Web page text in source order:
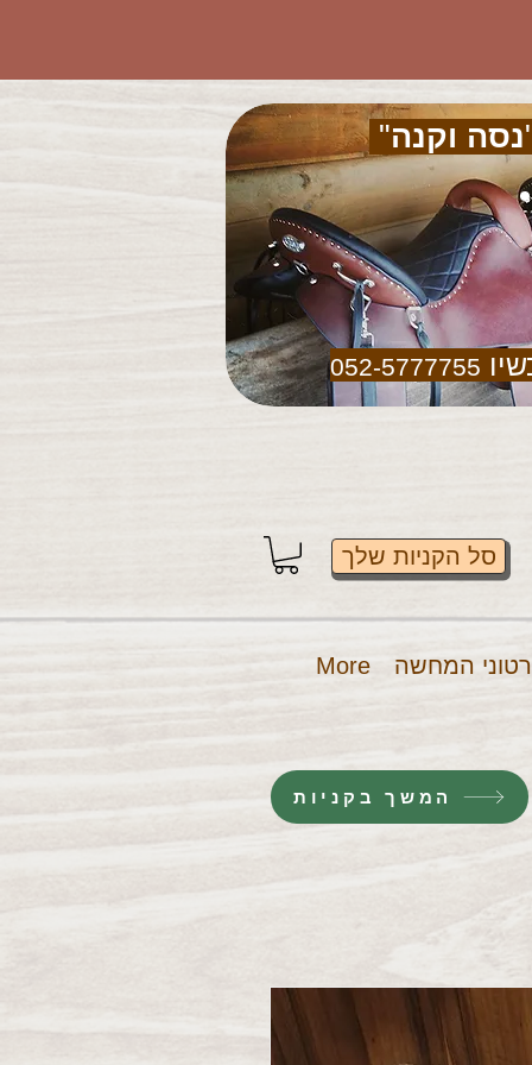
נסה וקנה"
052-5777755
סל הקניות שלך
המחשה More
המשך בקניות